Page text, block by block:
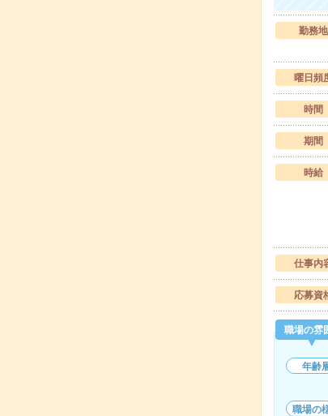
勤務地
曜日頻
時間
期間
時給
仕事内
応募資
職場の雰
年齢
職場の